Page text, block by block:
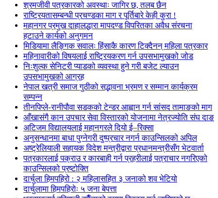
श्रमजीवी पत्रकारको अवस्थाः जागिर छ, तलब छैन
राष्ट्रियतासम्बन्धी प्रचण्डका माग र पूर्तिबारे केही कुरा !
महानगर प्रमुख दाहालद्धारा मापदण्ड विपरितका अवैध संरचना
हटाउने कार्यको अनुगमन
मिडियामा लैङ्गिक सवालः हिंसाकै कारण टिक्दैनन् महिला पत्रकार
महिनावारीको विषयलाई राष्ट्रियकरण गर्न उपसभामुखको जोड
निःशुल्क सेनिटरी प्याडको व्यवस्था हुने गरी बजेट ल्याउन
उपसभामुखको आग्रह
नेपाल खत्री समाज गुठीको सद्भावना भ्रमण र सम्मान कार्यक्रम
सम्पन्न
तीनपिप्ले-रानीपौवा सडकको टेन्डर आह्वान गर्न सांसद तामाङको माग
आँखासंगै कान उपचार सेवा विस्तारको योजनामा नेत्रज्योति संघ दाङ
अटिजम विद्यालयलाई महानगरले दियो ई–रिक्सा
अनुसन्धानमा बाधा पुग्नेगरी दुष्प्रचार नगर्न काउन्सिलको अपिल
अष्ट्रेलियाली सहायक विदेश मन्त्रीद्वारा प्रधानमन्त्रीसँग भेटवार्ता
पत्रकारलाई पक्राउ र कारबाही गर्न प्रहरीलाई पत्राचार नगरिएको
काउन्सिलको प्रष्टोक्ति
दार्चुला हिमपहिरो : २ महिलासहित ३ जनाको शव भेटियो
दार्चुलामा हिमपहिरोः ५ जना बेपत्ता